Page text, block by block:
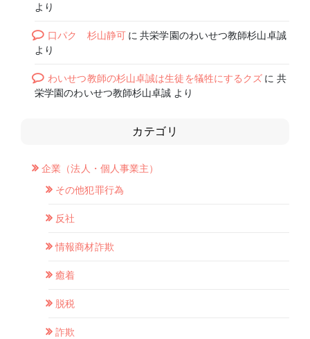
より
口パク 杉山静可に共栄学園のわいせつ教師杉山卓誠
より
わいせつ教師の杉山卓誠は生徒を犠牲にするクズ に 共
栄学園のわいせつ教師杉山卓誠 より
カテゴリ
企業（法人・個人事業主）
その他犯罪行為
反社
情報商材詐欺
癒着
脱税
詐欺